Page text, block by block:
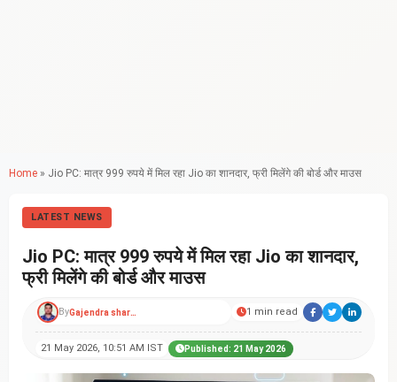
Home » Jio PC: मात्र 999 रुपये में मिल रहा Jio का शानदार, फ्री मिलेंगे की बोर्ड और माउस
LATEST NEWS
Jio PC: मात्र 999 रुपये में मिल रहा Jio का शानदार,
फ्री मिलेंगे की बोर्ड और माउस
By Gajendra sharma 1 min read
21 May 2026, 10:51 AM IST Published: 21 May 2026